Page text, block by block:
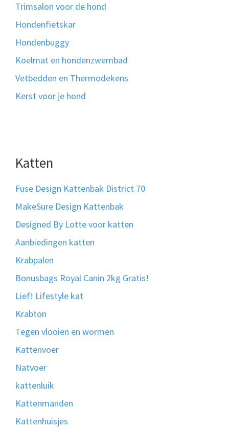
Trimsalon voor de hond
Hondenfietskar
Hondenbuggy
Koelmat en hondenzwembad
Vetbedden en Thermodekens
Kerst voor je hond
Katten
Fuse Design Kattenbak District 70
MakeSure Design Kattenbak
Designed By Lotte voor katten
Aanbiedingen katten
Krabpalen
Bonusbags Royal Canin 2kg Gratis!
Lief! Lifestyle kat
Krabton
Tegen vlooien en wormen
Kattenvoer
Natvoer
kattenluik
Kattenmanden
Kattenhuisjes